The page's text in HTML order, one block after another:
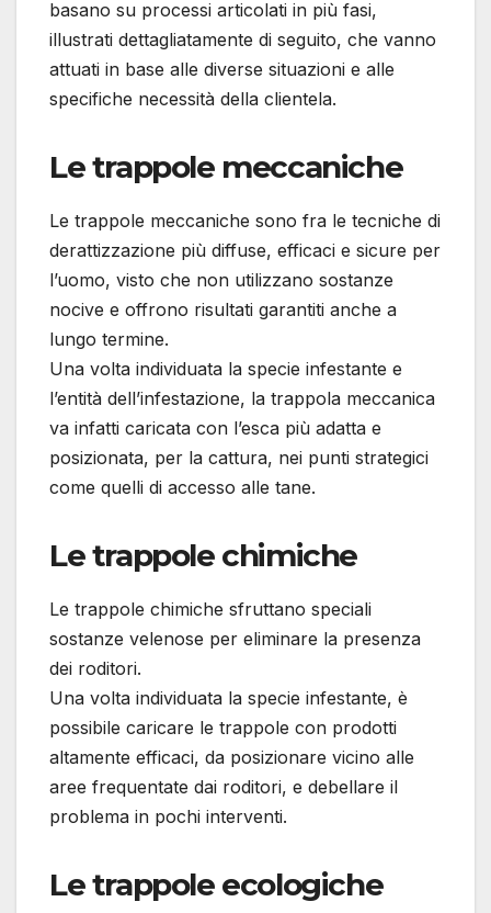
basano su processi articolati in più fasi,
illustrati dettagliatamente di seguito, che vanno
attuati in base alle diverse situazioni e alle
specifiche necessità della clientela.
Le trappole meccaniche
Le trappole meccaniche sono fra le tecniche di
derattizzazione più diffuse, efficaci e sicure per
l’uomo, visto che non utilizzano sostanze
nocive e offrono risultati garantiti anche a
lungo termine.
Una volta individuata la specie infestante e
l’entità dell’infestazione, la trappola meccanica
va infatti caricata con l’esca più adatta e
posizionata, per la cattura, nei punti strategici
come quelli di accesso alle tane.
Le trappole chimiche
Le trappole chimiche sfruttano speciali
sostanze velenose per eliminare la presenza
dei roditori.
Una volta individuata la specie infestante, è
possibile caricare le trappole con prodotti
altamente efficaci, da posizionare vicino alle
aree frequentate dai roditori, e debellare il
problema in pochi interventi.
Le trappole ecologiche